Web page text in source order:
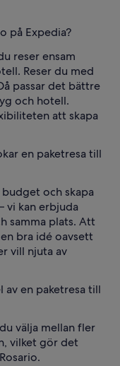
på Expedia?
reser ensam
Reser du med
passar det bättre
och hotell.
att skapa
en paketresa till
och skapa
vi kan erbjuda
samma plats. Att
bra idé oavsett
vill njuta av
av en paketresa till
välja mellan fler
vilket gör det